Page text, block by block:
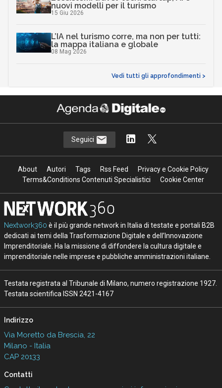
nuovi modelli per il turismo
15 Giu 2026
L’IA nel turismo corre, ma non per tutti:
la mappa italiana e globale
08 Mag 2026
Vedi tutti gli approfondimenti >
Seguici
About Autori Tags Rss Feed
Privacy e Cookie Policy
Terms&Conditions Contenuti Specialistici
Cookie Center
Nextwork360 è il più grande network in Italia di testate e portali B2B
dedicati ai temi della Trasformazione Digitale e dell’Innovazione
Imprenditoriale. Ha la missione di diffondere la cultura digitale e
imprenditoriale nelle imprese e pubbliche amministrazioni italiane.
Testata registrata al Tribunale di Milano, numero registrazione 1927.
Testata scientifica ISSN 2421-4167
Indirizzo
Via Moretto da Brescia, 22
Milano - Italia
CAP 20133
Contatti